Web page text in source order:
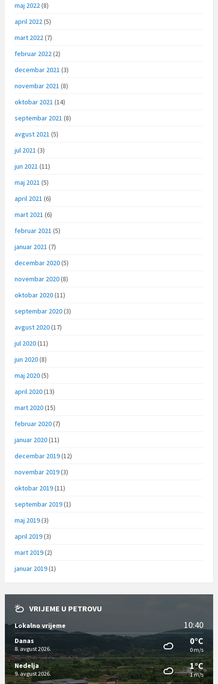
maj 2022(8)
april 2022(5)
mart 2022(7)
februar 2022(2)
decembar 2021 (3)
novembar 2021 (8)
oktobar 2021 (14)
septembar 2021 (8)
avgust 2021 (5)
jul 2021 (3)
jun 2021 (11)
maj 2021 (5)
april 2021 (6)
mart 2021 (6)
februar 2021 (5)
januar 2021 (7)
decembar 2020(5)
novembar 2020(8)
oktobar 2020(11)
septembar 2020(3)
avgust 2020(17)
jul 2020(11)
jun 2020(8)
maj 2020(5)
april 2020(13)
mart 2020(15)
februar 2020(7)
januar 2020(11)
decembar 2019(12)
novembar 2019(3)
oktobar 2019(11)
septembar 2019(1)
maj 2019(3)
april 2019(3)
mart 2019(2)
januar 2019(1)
VRIJEME U PETROVU
Lokalno vrijeme 10:40
Danas
8. avgust 2026.
0°C
0 m/s
Nedelja
9. avgust 2026.
1°C
1 m/s